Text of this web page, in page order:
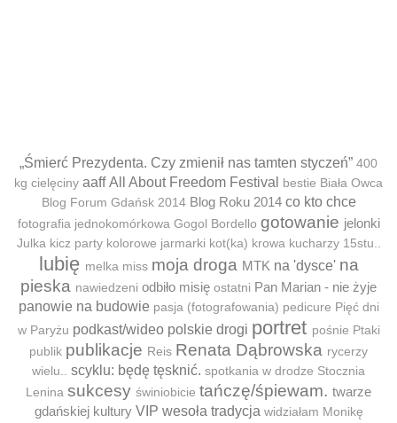
„Śmierć Prezydenta. Czy zmienił nas tamten styczeń” 400
kg cielęciny aaff All About Freedom Festival bestie Biała Owca
Blog Forum Gdańsk 2014 Blog Roku 2014 co kto chce
fotografia jednokomórkowa Gogol Bordello gotowanie jelonki
Julka kicz party kolorowe jarmarki kot(ka) krowa kucharzy 15stu..
lubię melka miss moja droga MTK na 'dysce' na
pieska nawiedzeni odbiło misię ostatni Pan Marian - nie żyje
panowie na budowie pasja (fotografowania) pedicure Pięć dni
w Paryżu podkast/wideo polskie drogi portret pośnie Ptaki
publik publikacje Reis Renata Dąbrowska rycerzy
wielu.. scyklu: będę tęsknić. spotkania w drodze Stocznia
Lenina sukcesy świniobicie tańczę/śpiewam. twarze
gdańskiej kultury VIP wesoła tradycja widziałam Monikę